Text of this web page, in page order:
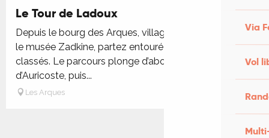
Via
Vol
Le Tour de Ladoux
Depuis le bourg des Arques, village d’artistes abritant
le musée Zadkine, partez entouré de monuments
classés. Le parcours plonge d’abord vers le moulin
d’Auricoste, puis...
Les Arques